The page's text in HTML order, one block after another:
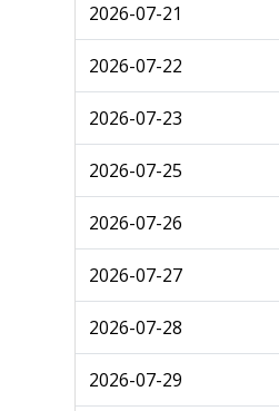
2026-07-21
2026-07-22
2026-07-23
2026-07-25
2026-07-26
2026-07-27
2026-07-28
2026-07-29